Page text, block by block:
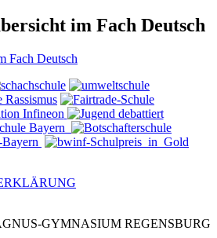
im Fach Deutsch
Fach Deutsch
GYMNASIUM REGENSBURG